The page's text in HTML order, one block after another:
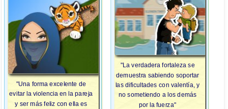
"Una forma excelente de
evitar la violencia en la pareja
y ser más feliz con ella es
"La verdadera fortaleza se
demuestra sabiendo soportar
las dificultades con valentía, y
no sometiendo a los demás
por la fuerza"